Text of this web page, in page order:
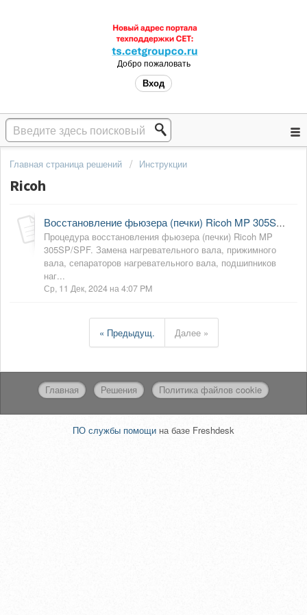
Добро пожаловать
Вход
Главная страница решений Инструкции
Ricoh
Восстановление фьюзера (печки) Ricoh MP 305SP/SPF
Процедура восстановления фьюзера (печки) Ricoh MP
305SP/SPF. Замена нагревательного вала, прижимного
вала, сепараторов нагревательного вала, подшипников
наг...
Ср, 11 Дек, 2024 на 4:07 PM
« Предыдущ. Далее »
Главная Решения Политика файлов cookie
ПО службы помощи на базе Freshdesk